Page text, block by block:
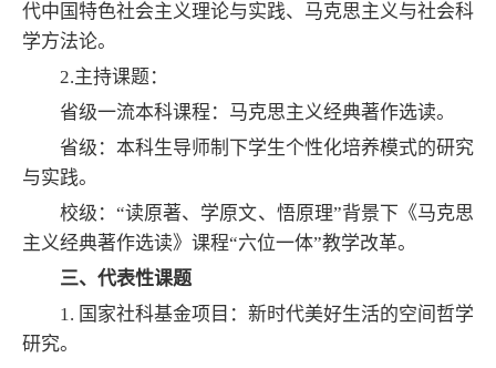
代中国特色社会主义理论与实践、马克思主义与社会科
学方法论。
2.主持课题：
省级一流本科课程：马克思主义经典著作选读。
省级：本科生导师制下学生个性化培养模式的研究
与实践。
校级：“读原著、学原文、悟原理”背景下《马克思
主义经典著作选读》课程“六位一体”教学改革。
三、代表性课题
1. 国家社科基金项目：新时代美好生活的空间哲学
研究。